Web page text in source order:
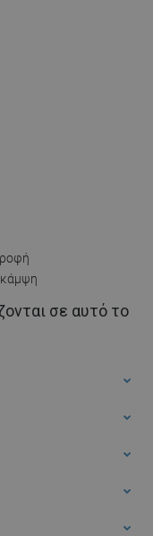
κάμψη
σε αυτό το